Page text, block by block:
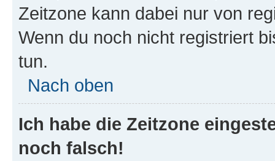
Zeitzone kann dabei nur von
Wenn du noch nicht registriert
tun.
Nach oben
Ich habe die Zeitzone
noch falsch!